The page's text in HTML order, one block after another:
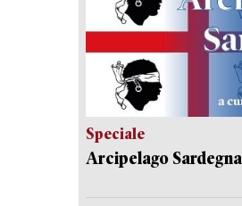
Speciale
Arcipelago Sardegna